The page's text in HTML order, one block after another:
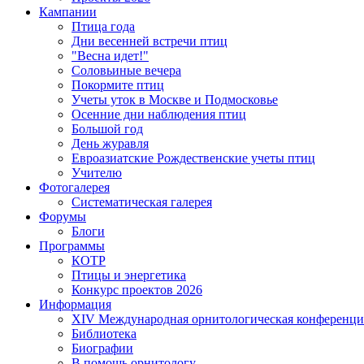
Кампании
Птица года
Дни весенней встречи птиц
"Весна идет!"
Соловьиные вечера
Покормите птиц
Учеты уток в Москве и Подмосковье
Осенние дни наблюдения птиц
Большой год
День журавля
Евроазиатские Рождественские учеты птиц
Учителю
Фотогалерея
Систематическая галерея
Форумы
Блоги
Программы
КОТР
Птицы и энергетика
Конкурс проектов 2026
Информация
XIV Международная орнитологическая
Библиотека
Биографии